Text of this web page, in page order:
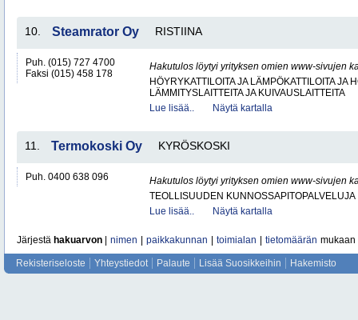
10. Steamrator Oy RISTIINA
Puh. (015) 727 4700
Faksi (015) 458 178
Hakutulos löytyi yrityksen omien www-sivujen
HÖYRYKATTILOITA JA LÄMPÖKATTILOITA JA
LÄMMITYSLAITTEITA JA KUIVAUSLAITTEITA
Lue lisää..
Näytä kartalla
11. Termokoski Oy KYRÖSKOSKI
Puh. 0400 638 096
Hakutulos löytyi yrityksen omien www-sivujen
TEOLLISUUDEN KUNNOSSAPITOPALVELUJA
Lue lisää..
Näytä kartalla
Järjestä hakuarvon nimen paikkakunnan toimialan tietomäärän mukaan
Rekisteriseloste Yhteystiedot Palaute Lisää Suosikkeihin Hakemisto